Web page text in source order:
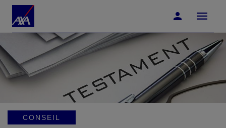
Accéder au Contenu Accéder au Pied de page
CONSEIL